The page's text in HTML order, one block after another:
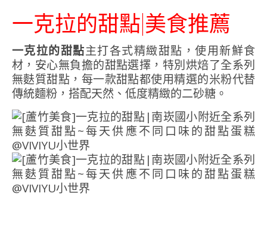
一克拉的甜點|美食推薦
一克拉的甜點主打各式精緻甜點，使用新鮮食
材，安心無負擔的甜點選擇，特別烘焙了全系列
無麩質甜點，每一款甜點都使用精選的米粉代替
傳統麵粉，搭配天然、低度精緻的二砂糖。